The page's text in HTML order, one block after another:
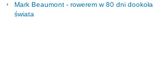
Mark Beaumont - rowerem w 80 dni dookoła
świata